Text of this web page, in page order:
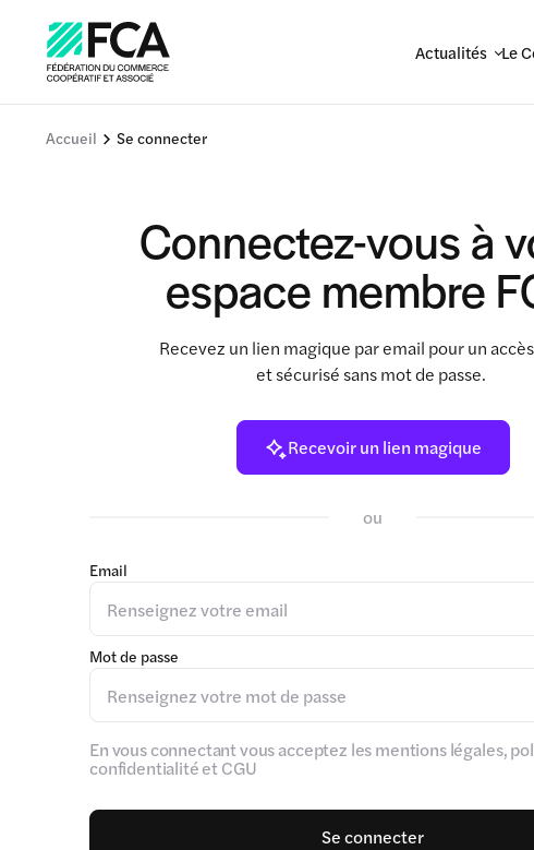
Actualités Le
Accueil Se connecter
Connectez-vous à
espace membre
Recevez un lien magique par email pour un
et sécurisé sans mot de passe.
Recevoir un lien magique
ou
Email
Mot de passe
En vous connectant vous acceptez les mentions légales,
confidentialité et CGU
Se connecter